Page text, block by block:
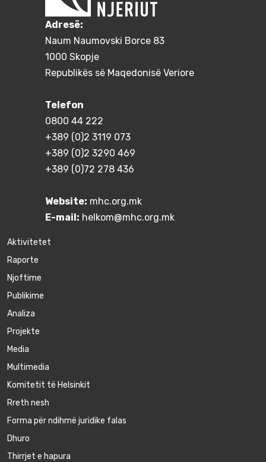
Adresë:
Naum Naumovski Borce 83
1000 Skopje
Republikës së Maqedonisë Veriore
Telefon
0800 44 222
+389 (0)2 3119 073
+389 (0)2 3290 469
+389 (0)72 278 436
Website: mhc.org.mk
E-mail: helkom@mhc.org.mk
Aktivitetet
Raporte
Njoftime
Publikime
Аnaliza
Projekte
Media
Multimedia
Komitetit të Helsinkit
Rreth nesh
Forma për ndihmë juridike falas
Dhuro
Thirrjet e hapura